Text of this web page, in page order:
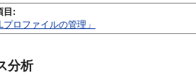
目:
プロファイルの管理」
分析